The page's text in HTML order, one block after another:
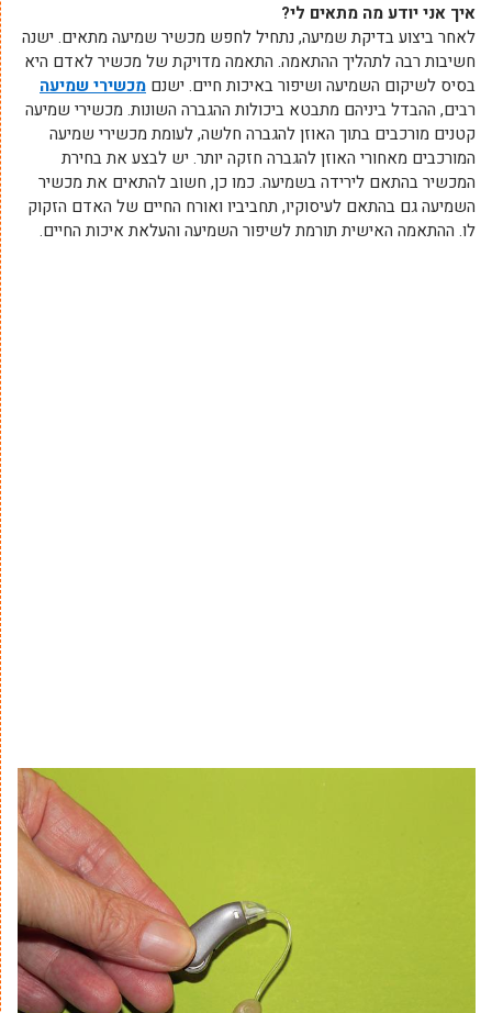
איך אני יודע מה מתאים לי?
לאחר ביצוע בדיקת שמיעה, נתחיל לחפש מכשיר שמיעה מתאים. ישנה
חשיבות רבה לתהליך ההתאמה. התאמה מדויקת של מכשיר לאדם היא
בסיס לשיקום השמיעה ושיפור באיכות חיים. ישנם מכשירי שמיעה
רבים, ההבדל ביניהם מתבטא ביכולות ההגברה השונות. מכשירי שמיעה
קטנים מורכבים בתוך האוזן להגברה חלשה, לעומת מכשירי שמיעה
המורכבים מאחורי האוזן להגברה חזקה יותר. יש לבצע את בחירת
המכשיר בהתאם לירידה בשמיעה. כמו כן, חשוב להתאים את מכשיר
השמיעה גם בהתאם לעיסוקיו, תחביביו ואורח החיים של האדם הזקוק
לו. ההתאמה האישית תורמת לשיפור השמיעה והעלאת איכות החיים.